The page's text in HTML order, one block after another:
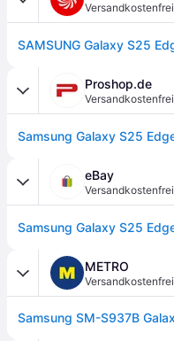
Versandkostenfrei
Proshop.de
Versandkostenfrei
eBay
Versandkostenfrei
METRO
Versandkostenfrei